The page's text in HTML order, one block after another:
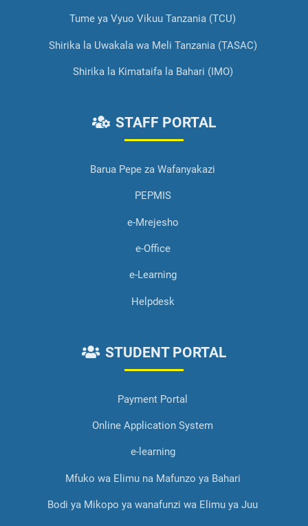
Tume ya Vyuo Vikuu Tanzania (TCU)
Shirika la Uwakala wa Meli Tanzania (TASAC)
Shirika la Kimataifa la Bahari (IMO)
STAFF PORTAL
Barua Pepe za Wafanyakazi
PEPMIS
e-Mrejesho
e-Office
e-Learning
Helpdesk
STUDENT PORTAL
Payment Portal
Online Application System
e-learning
Mfuko wa Elimu na Mafunzo ya Bahari
Bodi ya Mikopo ya wanafunzi wa Elimu ya Juu